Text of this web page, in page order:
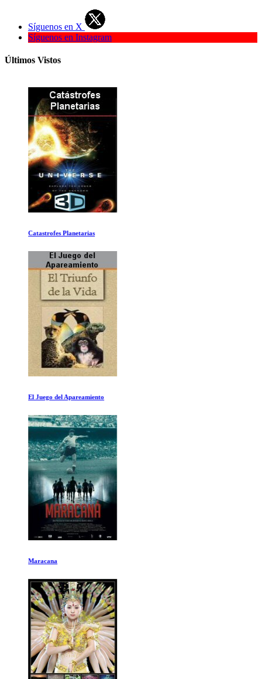
Síguenos en X
Síguenos en Instagram
Últimos Vistos
Catastrofes Planetarias
El Juego del Apareamiento
Maracana